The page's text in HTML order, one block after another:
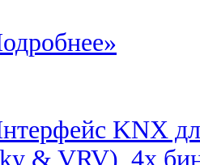
KNX
& VRV), 4x